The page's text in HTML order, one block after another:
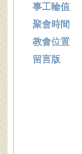
事工輪值
聚會時間
教會位置
留言版